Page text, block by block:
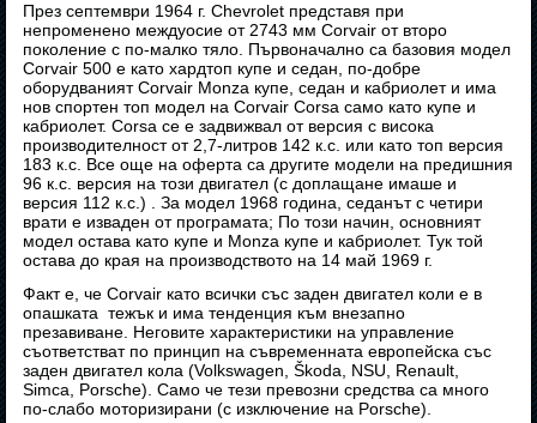
През септември 1964 г. Chevrolet представя при
непроменено междуосие от 2743 мм Corvair от второ
поколение с по-малко тяло. Първоначално са базовия модел
Corvair 500 е като хардтоп купе и седан, по-добре
оборудваният Corvair Monza купе, седан и кабриолет и има
нов спортен топ модел на Corvair Corsa само като купе и
кабриолет. Corsa се е задвижвал от версия с висока
производителност от 2,7-литров 142 к.с. или като топ версия
183 к.с. Все още на оферта са другите модели на предишния
96 к.с. версия на този двигател (с доплащане имаше и
версия 112 к.с.) . За модел 1968 година, седанът с четири
врати е изваден от програмата; По този начин, основният
модел остава като купе и Monza купе и кабриолет. Тук той
остава до края на производството на 14 май 1969 г.
Факт е, че Corvair като всички със заден двигател коли е в
опашката тежък и има тенденция към внезапно
презавиване. Неговите характеристики на управление
съответстват по принцип на съвременната европейска със
заден двигател кола (Volkswagen, Škoda, NSU, Renault,
Simca, Porsche). Само че тези превозни средства са много
по-слабо моторизирани (с изключение на Porsche).